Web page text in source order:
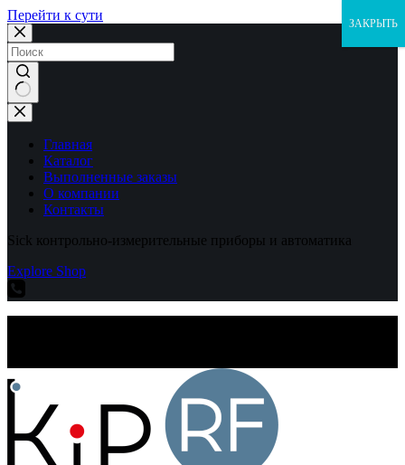
Перейти к сути
Ничего
не
найденоГлавная
Каталог
Выполненные заказы
О компании
Контакты
Sick контрольно-измерительные приборы и автоматика
Explore Shop
ЗАКРЫТЬ